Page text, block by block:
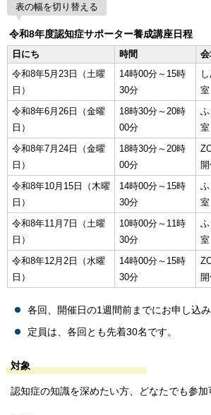
表の幅を切り替える
令和8年度認知症サポーター養成講座日程
日にち
時間
令和8年5月23日（土曜
日）
14時00分～15時
30分
室
令和8年6月26日（金曜
日）
18時30分～20時
00分
室
令和8年7月24日（金曜
日）
18時30分～20時
00分
令和8年10月15日（木曜
日）
14時00分～15時
30分
室
令和8年11月7日（土曜
日）
10時00分～11時
30分
室
令和8年12月2日（水曜
日）
14時00分～15時
30分
各回、開催日の1週間前までにお申し込み
定員は、各回とも先着30名です。
対象
認知症の知識を深めたい方、どなたでも参加